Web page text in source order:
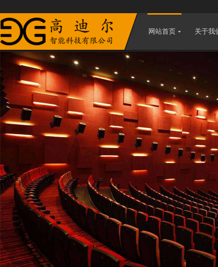
网站首页 关于我